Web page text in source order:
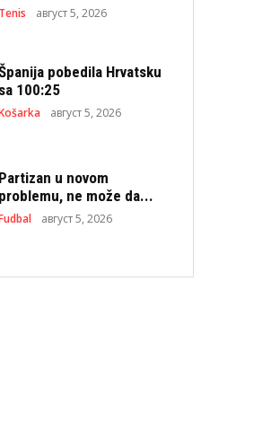
Tenis август 5, 2026
pobedila Hrvatsku
sa 100:25
август 5, 2026
Partizan u novom
problemu, ne može da...
август 5, 2026